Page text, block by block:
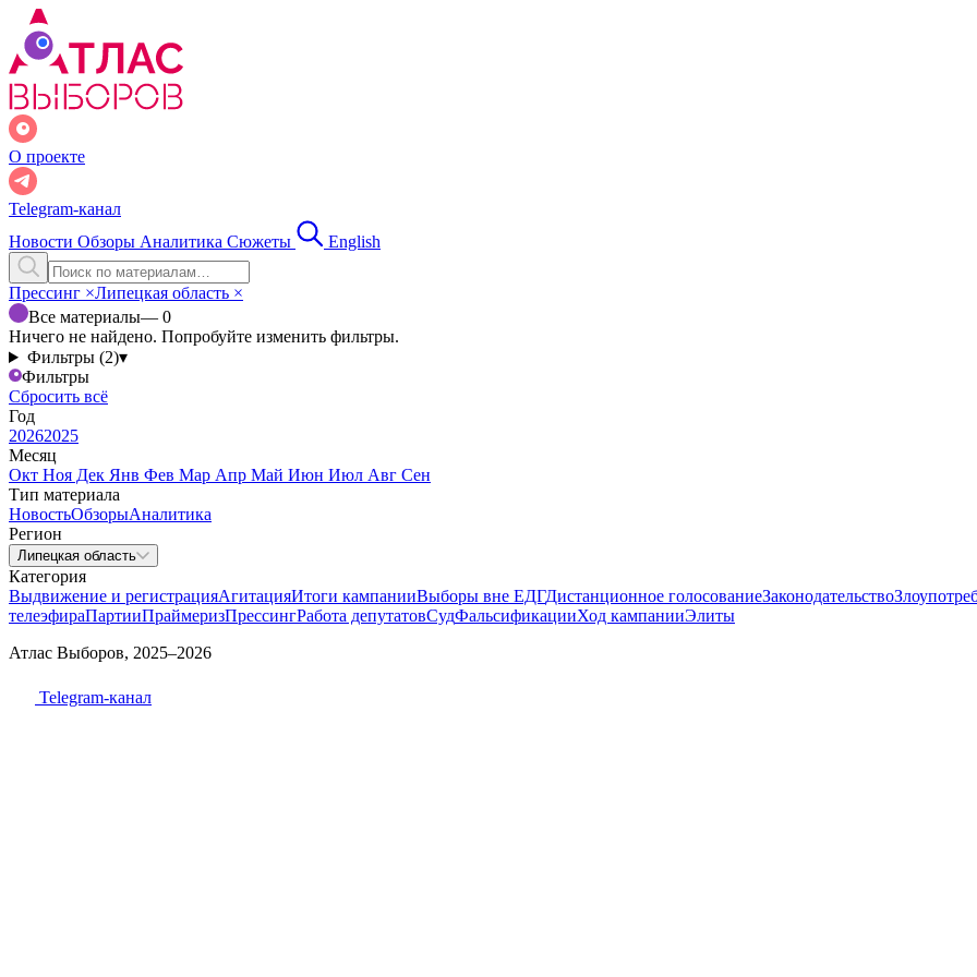
О проекте
Telegram-канал
Новости Обзоры Аналитика Сюжеты English
Прессинг ×Липецкая область ×
Все материалы— 0
Ничего не найдено. Попробуйте изменить фильтры.
Фильтры (2)▾
Фильтры
Сбросить всё
Год
20262025
Месяц
Окт Ноя Дек Янв Фев Мар Апр Май Июн Июл Авг Сен
Тип материала
НовостьОбзорыАналитика
Регион
Липецкая область
Категория
Выдвижение и регистрацияАгитацияИтоги кампанииВыборы вне ЕДГДистанционное голосованиеЗаконодательство
телеэфираПартииПраймеризПрессингРабота депутатовСудФальсификацииХод кампанииЭлиты
Атлас Выборов, 2025–2026
Telegram-канал